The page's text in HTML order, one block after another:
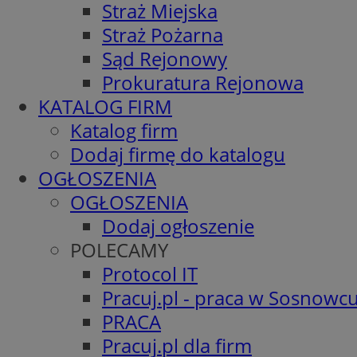
Straż Miejska
Straż Pożarna
Sąd Rejonowy
Prokuratura Rejonowa
KATALOG FIRM
Katalog firm
Dodaj firmę do katalogu
OGŁOSZENIA
OGŁOSZENIA
Dodaj ogłoszenie
POLECAMY
Protocol IT
Pracuj.pl - praca w
PRACA
Pracuj.pl dla firm